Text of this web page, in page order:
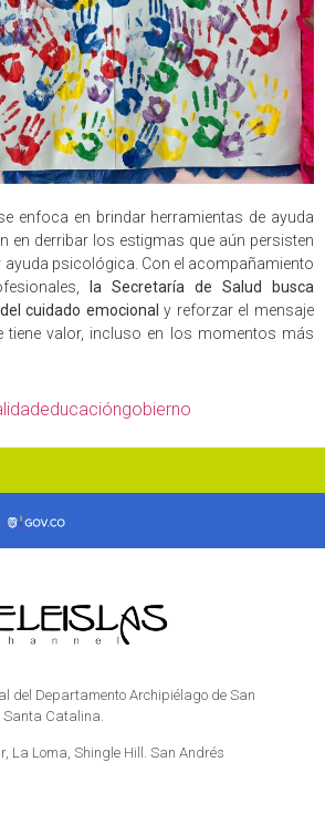
enfoca en brindar herramientas de ayuda
en derribar los estigmas que aún persisten
ayuda psicológica. Con el acompañamiento
la Secretaría de Salud busca
cuidado emocional y reforzar el mensaje
tiene valor, incluso en los momentos más
educacióngobierno
del Departamento Archipiélago de San
Santa Catalina.
La Loma, Shingle Hill. San Andrés